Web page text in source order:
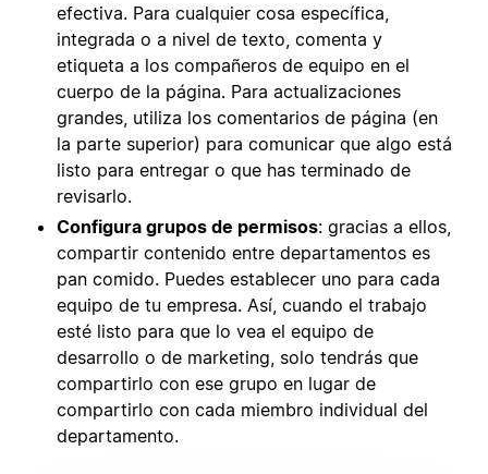
efectiva. Para cualquier cosa específica,
integrada o a nivel de texto, comenta y
etiqueta a los compañeros de equipo en el
cuerpo de la página. Para actualizaciones
grandes, utiliza los comentarios de página (en
la parte superior) para comunicar que algo está
listo para entregar o que has terminado de
revisarlo.
Configura grupos de permisos: gracias a ellos,
compartir contenido entre departamentos es
pan comido. Puedes establecer uno para cada
equipo de tu empresa. Así, cuando el trabajo
esté listo para que lo vea el equipo de
desarrollo o de marketing, solo tendrás que
compartirlo con ese grupo en lugar de
compartirlo con cada miembro individual del
departamento.